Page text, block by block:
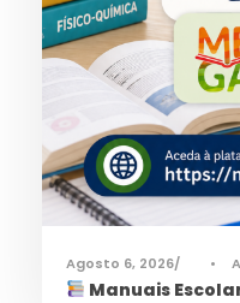
Agosto 6, 2026 •
Manuais